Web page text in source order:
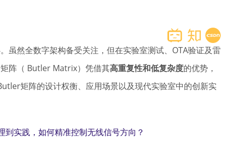
然全数字架构备受关注，但在实验室测试、OTA验证及雷
阵（ Butler Matrix）凭借其高重复性和低复杂度的优势，
矩阵的设计权衡、应用场景以及现代实验室中的创新实
实践，如何精准控制无线信号方向？